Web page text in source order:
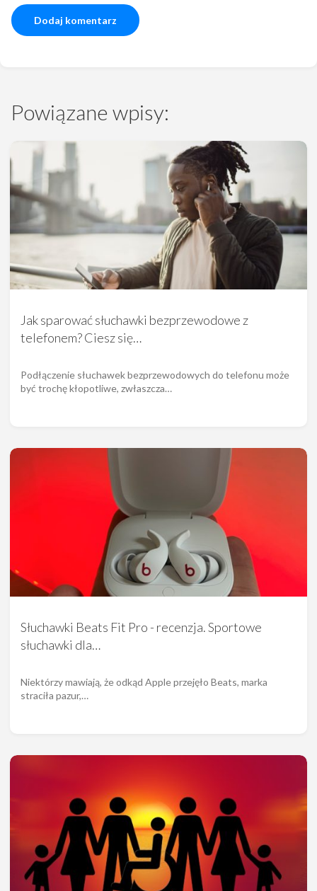
Powiązane wpisy:
Jak sparować słuchawki bezprzewodowe z
telefonem? Ciesz się…
Podłączenie słuchawek bezprzewodowych do telefonu może
być trochę kłopotliwe, zwłaszcza…
Słuchawki Beats Fit Pro - recenzja. Sportowe
słuchawki dla…
Niektórzy mawiają, że odkąd Apple przejęło Beats, marka
straciła pazur,…